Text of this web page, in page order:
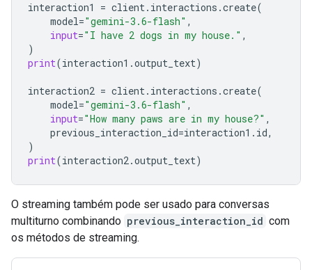
interaction1 = client. interactions .create(
model="gemini-3.6-flash" ,
input="I have 2 dogs in my house." ,
)
print(interaction1 .output_text)
interaction2 = client. interactions .create(
model="gemini-3.6-flash" ,
input="How many paws are in my house?" ,
previous_interaction_id=interaction1 . id,
)
print(interaction2.output_text)
O streaming também pode ser usado para conversas
multiturno combinando previous_interaction_id com
os métodos de streaming.